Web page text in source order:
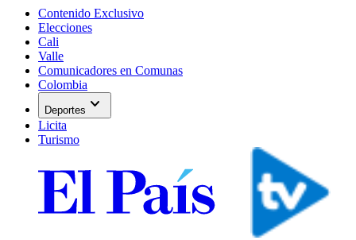
Contenido Exclusivo
Elecciones
Cali
Valle
Comunicadores en Comunas
Colombia
Deportes expand_more
Licita
Turismo